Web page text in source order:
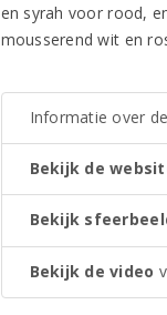
en syrah voor rood,
mousserend wit en
Informatie over
Bekijk de
Bekijk
Bekijk de video